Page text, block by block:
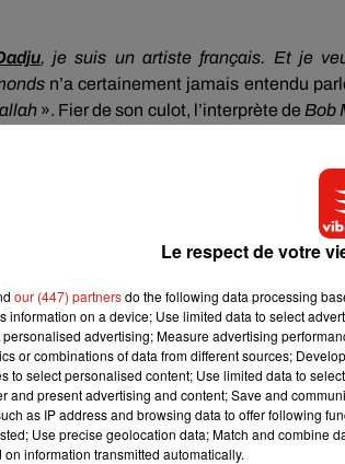
, je suis un artiste français. Et je
n’a certainement jamais entendu
». Fier de son culot, l’interprète de Bob
ont commenté son initiative,
de la planète.
ça m'a mise à terre �x€x€x€x€xÂ
2018
Rihanna pour faire un feat, à la fin il lui
2018
Dadju il veux un feat avec rihanna il lui a dit " don't worry l'm à good artist wallah"�xܭ
a Rihanna jen peu plus �x€x€xÈ�x€xÂ
Le respect de votre
our (447) partnersdo the following data processing
information on a device; Use limited data to select
personalised advertising; Measure advertising
or combinations of data from different sources;
to select personalised content; Use limited data to
and present advertising and content; Save and
as IP address and browsing data to offer following
Use precise geolocation data; Match and combine
on information transmitted automatically.